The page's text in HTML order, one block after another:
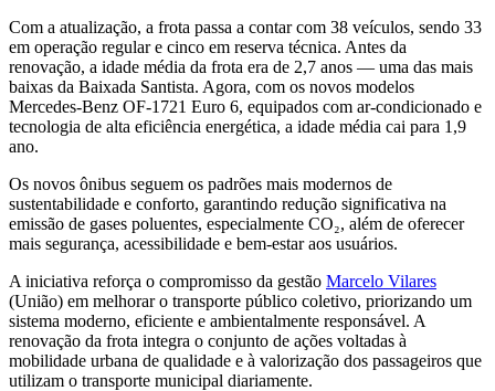
Com a atualização, a frota passa a contar com 38 veículos, sendo 33
em operação regular e cinco em reserva técnica. Antes da
renovação, a idade média da frota era de 2,7 anos — uma das mais
baixas da Baixada Santista. Agora, com os novos modelos
Mercedes-Benz OF-1721 Euro 6, equipados com ar-condicionado e
tecnologia de alta eficiência energética, a idade média cai para 1,9
ano.
Os novos ônibus seguem os padrões mais modernos de
sustentabilidade e conforto, garantindo redução significativa na
emissão de gases poluentes, especialmente CO₂, além de oferecer
mais segurança, acessibilidade e bem-estar aos usuários.
A iniciativa reforça o compromisso da gestão Marcelo Vilares
(União) em melhorar o transporte público coletivo, priorizando um
sistema moderno, eficiente e ambientalmente responsável. A
renovação da frota integra o conjunto de ações voltadas à
mobilidade urbana de qualidade e à valorização dos passageiros que
utilizam o transporte municipal diariamente.